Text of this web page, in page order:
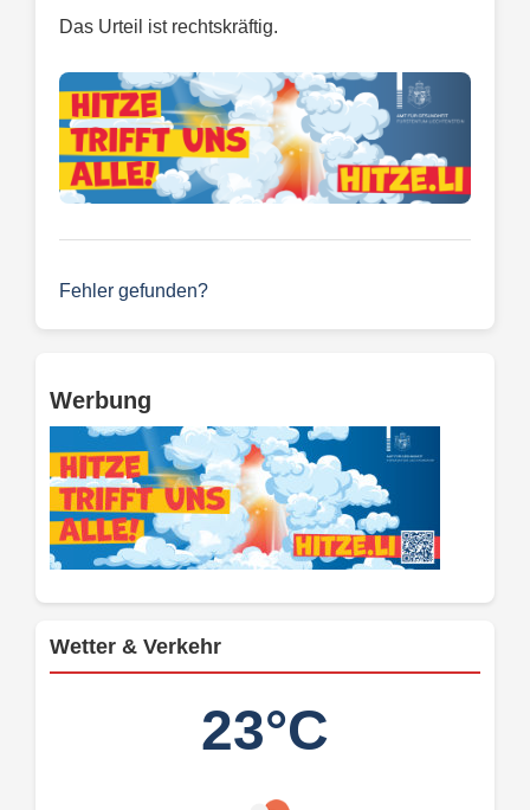
Das Urteil ist rechtskräftig.
Fehler gefunden?
Werbung
Wetter & Verkehr
23°C